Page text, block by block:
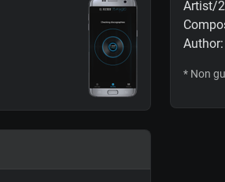
Artist/2
Author:
* Non